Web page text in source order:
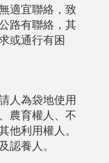
適宜聯絡，致
路有聯絡，其
或通行有困
人為袋地使用
農育權人、不
他利用權人。
認養人。